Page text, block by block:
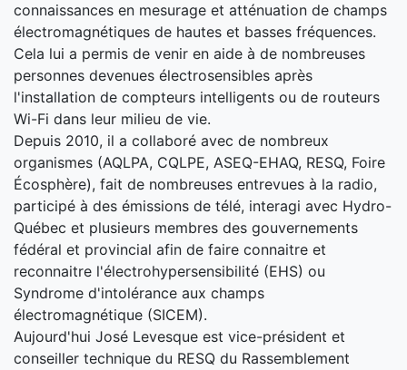
connaissances en mesurage et atténuation de champs
électromagnétiques de hautes et basses fréquences.
Cela lui a permis de venir en aide à de nombreuses
personnes devenues électrosensibles après
l'installation de compteurs intelligents ou de routeurs
Wi-Fi dans leur milieu de vie.
Depuis 2010, il a collaboré avec de nombreux
organismes (AQLPA, CQLPE, ASEQ-EHAQ, RESQ, Foire
Écosphère), fait de nombreuses entrevues à la radio,
participé à des émissions de télé, interagi avec Hydro-
Québec et plusieurs membres des gouvernements
fédéral et provincial afin de faire connaitre et
reconnaitre l'électrohypersensibilité (EHS) ou
Syndrome d'intolérance aux champs
électromagnétique (SICEM).
Aujourd'hui José Levesque est vice-président et
conseiller technique du RESQ du Rassemblement